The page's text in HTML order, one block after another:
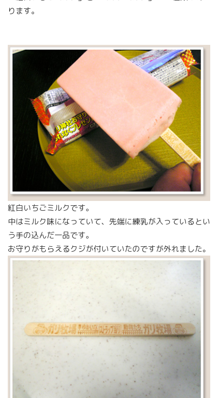
ります。
紅白いちごミルクです。
中はミルク味になっていて、先端に練乳が入っているとい
う手の込んだ一品です。
お守りがもらえるクジが付いていたのですが外れました。